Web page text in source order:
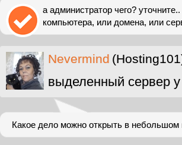
а администратор чего?
компьютера, или домена, или
Nevermind
выделенный сервер у
Какое дело можно открыть в небольшом